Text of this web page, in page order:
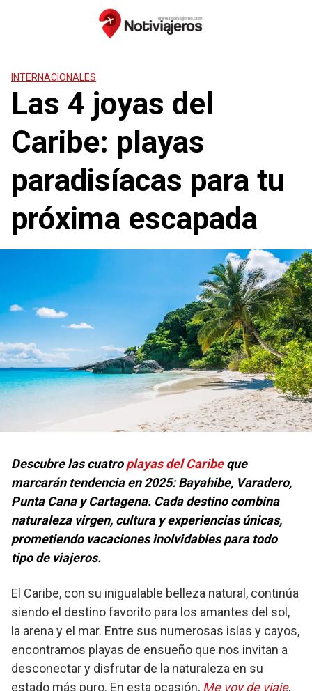
INTERNACIONALES
Las 4 joyas del
Caribe: playas
paradisíacas para tu
próxima escapada
Descubre las cuatroplayas del Caribeque
marcarán tendencia en 2025: Bayahibe, Varadero,
Punta Cana y Cartagena. Cada destino combina
naturaleza virgen, cultura y experiencias únicas,
prometiendo vacaciones inolvidables para todo
tipo de viajeros.
El Caribe, con su inigualable belleza natural, continúa
siendo el destino favorito para los amantes del sol,
la arena y el mar. Entre sus numerosas islas y cayos,
encontramos playas de ensueño que nos invitan a
desconectar y disfrutar de la naturaleza en su
estado más puro. En esta ocasión, Me voy de viaje,